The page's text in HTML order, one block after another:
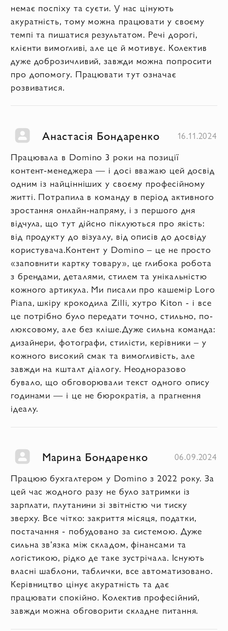
немає поспіху та суєти. У нас цінують
акуратність, тому можна працювати у своєму
темпі та пишатися результатом. Речі дорогі,
клієнти вимогливі, але це й мотивує. Колектив
дуже доброзичливий, завжди можна попросити
про допомогу. Працювати тут означає
розвиватися.
Анастасія Бондаренко 16.11.2024
Працювала в Domino 3 роки на позиції
контент-менеджера — і досі вважаю цей досвід
одним із найцінніших у своєму професійному
житті. Потрапила в команду в період активного
зростання онлайн-напряму, і з першого дня
відчула, що тут дійсно піклуються про якість:
від продукту до візуалу, від описів до досвіду
користувача.Контент у Domino – це не просто
«заповнити картку товару», це глибока робота
з брендами, деталями, стилем та унікальністю
кожного артикула. Ми писали про кашемір Loro
Piana, шкіру крокодила Zilli, хутро Kiton - і все
це потрібно було передати точно, стильно, по-
люксовому, але без кліше.Дуже сильна команда:
дизайнери, фотографи, стилісти, керівники – у
кожного високий смак та вимогливість, але
завжди на кшталт діалогу. Неодноразово
бувало, що обговорювали текст одного опису
годинами — і це не бюрократія, а прагнення
ідеалу.
Марина Бондаренко 06.09.2024
Працюю бухгалтером у Domino з 2022 року. За
цей час жодного разу не було затримки із
зарплати, плутанини зі звітністю чи тиску
зверху. Все чітко: закриття місяця, податки,
постачання - побудовано за системою. Дуже
сильна зв'язка між складом, фінансами та
логістикою, рідко де таке зустрічала. Існують
власні шаблони, таблички, все автоматизовано.
Керівництво цінує акуратність та дає
працювати спокійно. Колектив професійний,
завжди можна обговорити складне питання.